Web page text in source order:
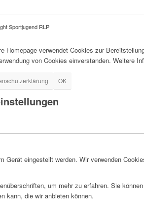
Sportjugend RLP
Homepage verwendet Cookies zur
von Cookies einverstanden. Weitere
OK
Gerät eingestellt werden. Wir verwenden
um mehr zu erfahren. Sie
kann, die wir anbieten können.